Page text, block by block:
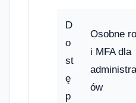
D
o
st
ę
p
Osobne
i MFA dla
ów